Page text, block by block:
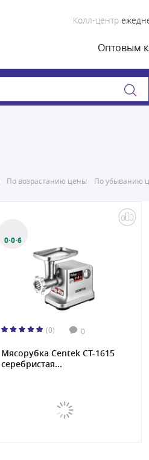
Колл-центр
Оптовым
По возрастанию цены По убыванию
0·0·6
(0) 0
Мясорубка Centek CT-1615
серебристая...